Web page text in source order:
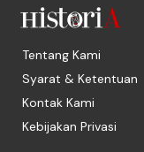
Tentang Kami
Syarat & Ketentuan
Kontak Kami
Kebijakan Privasi